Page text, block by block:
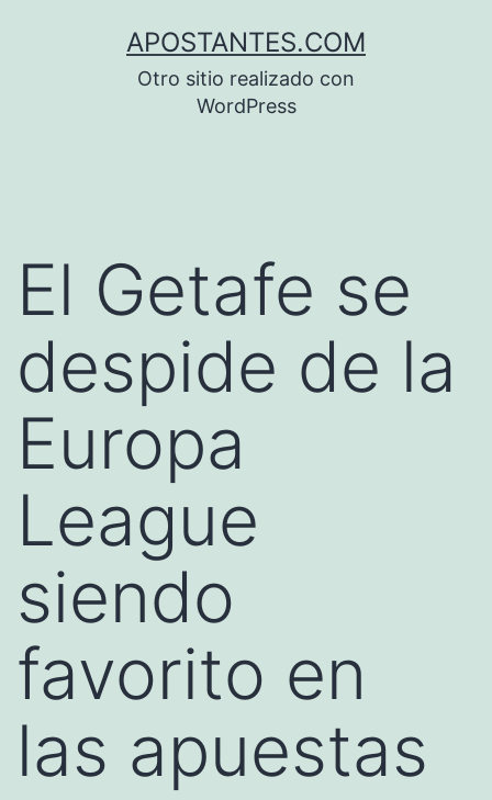
APOSTANTES.COM
Otro sitio realizado con
WordPress
El Getafe se
despide de la
Europa
League
siendo
favorito en
las apuestas